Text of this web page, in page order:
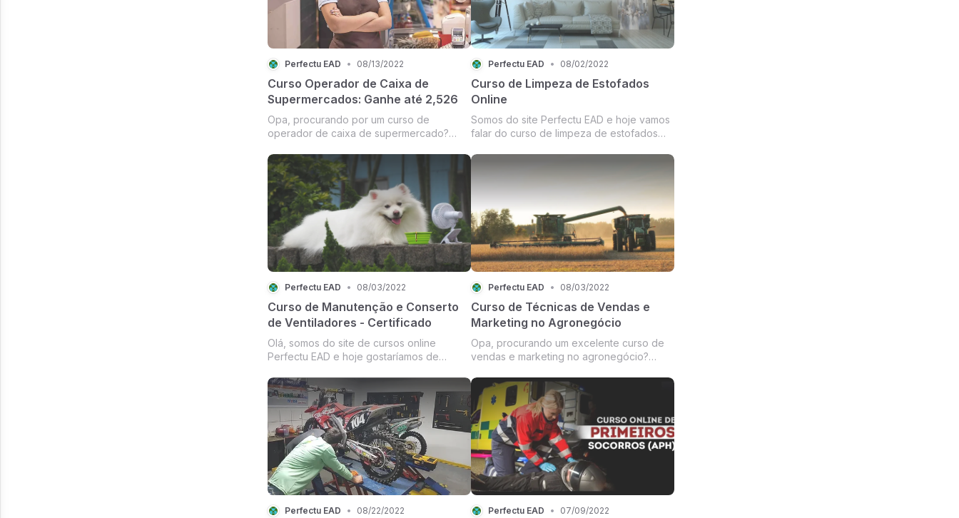
Perfectu EAD • 08/13/2022
Curso Operador de Caixa de
Supermercados: Ganhe até 2,526
Opa, procurando por um curso de
operador de caixa de supermercado?
especialmente para você. Segundo o site
Vagas.com, o salário de um operador de
caixa no Brasil pode chegar a até R$
2,526?.
Perfectu EAD • 08/02/2022
Curso de Limpeza de Estofados
Online
Somos do site Perfectu EAD e hoje vamos
falar do curso de limpeza de estofados
Gustavo Marques. Se você deseja
trabalhar com limpeza e higienização de
estofados e ganhar até 10 mil reais (ou
Perfectu EAD • 08/03/2022
Curso de Manutenção e Conserto
de Ventiladores - Certificado
Olá, somos do site de cursos online
Perfectu EAD e hoje gostaríamos de
conserto de ventilador com certificado.
Este curso de ventilador online possui 14
módulos e 70 vídeo aulas completas
sobre como consertar ...
Perfectu EAD • 08/03/2022
Curso de Técnicas de Vendas e
Marketing no Agronegócio
Opa, procurando um excelente curso de
vendas e marketing no agronegócio?
sugestão de hoje! Como você sabe, o
setor do agronegócio no Brasil é milionário
e praticamente sustenta o País com
reconheciment...
Perfectu EAD • 08/22/2022 Perfectu EAD • 07/09/2022